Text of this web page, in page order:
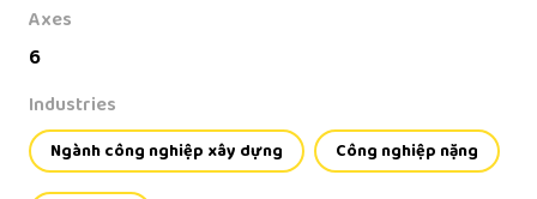
Axes
6
Industries
Ngành công nghiệp xây dựng Công nghiệp nặng